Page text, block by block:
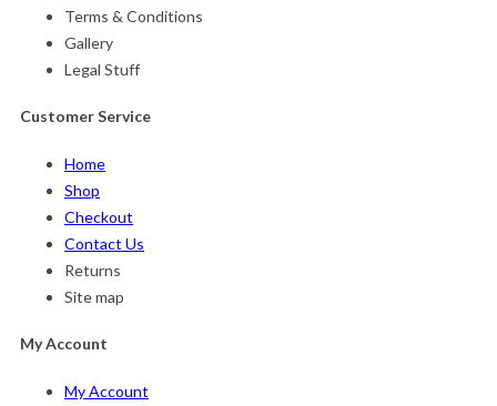
Terms & Conditions
Gallery
Legal Stuff
Customer Service
Home
Shop
Checkout
Contact Us
Returns
Site map
My Account
My Account